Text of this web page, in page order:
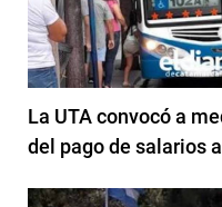
La UTA convocó a
del pago de salarios